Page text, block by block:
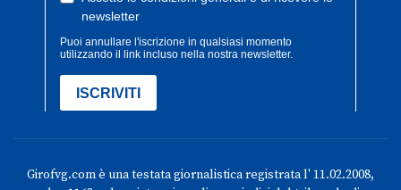
Girofvg.com è una testata giornalistica registrata l' 11.02.2008,